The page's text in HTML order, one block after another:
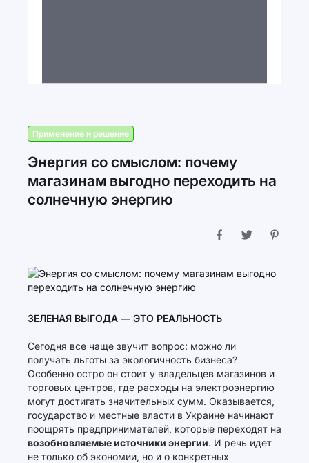
Применение и решение
Энергия со смыслом: почему
магазинам выгодно переходить на
солнечную энергию
ЗЕЛЕНАЯ ВЫГОДА — ЭТО РЕАЛЬНОСТЬ
Сегодня все чаще звучит вопрос: можно ли
получать льготы за экологичность бизнеса?
Особенно остро он стоит у владельцев магазинов и
торговых центров, где расходы на электроэнергию
могут достигать значительных сумм. Оказывается,
государство и местные власти в Украине начинают
поощрять предпринимателей, которые переходят на
возобновляемые источники энергии. И речь идет
не только об экономии, но и о конкретных